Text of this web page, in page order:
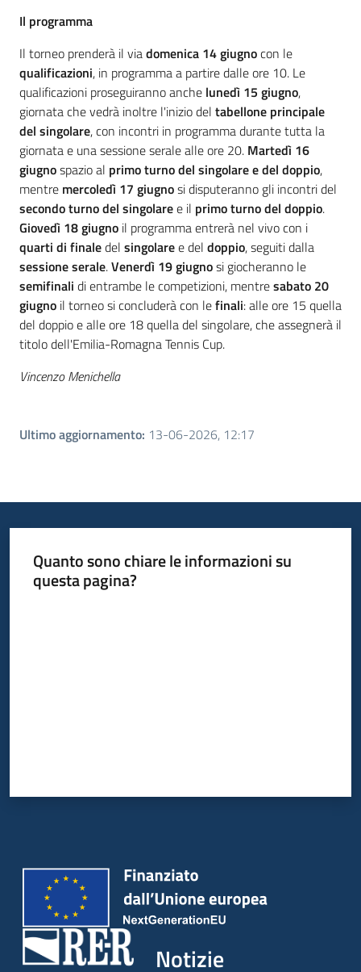
Il programma
Il torneo prenderà il viadomenica 14 giugnocon le
qualificazioni, in programma a partire dalle ore 10. Le
qualificazioni proseguiranno anche lunedì 15 giugno,
giornata che vedrà inoltre l'inizio del tabellone principale
del singolare, con incontri in programma durante tutta la
giornata e una sessione serale alle ore 20. Martedì 16
giugnospazio al primo turno del singolare e del doppio,
mentre mercoledì 17 giugnosi disputeranno gli incontri del
secondo turno del singolaree il primo turno del doppio.
Giovedì 18 giugno il programma entrerà nel vivo con i
quarti di finaledel singolaree del doppio, seguiti dalla
sessione serale.Venerdì 19 giugnosi giocheranno le
semifinali di entrambe le competizioni, mentresabato 20
giugno il torneo si concluderà con lefinali: alle ore 15 quella
del doppio e alle ore 18 quella del singolare, che assegnerà il
titolo dell'Emilia-Romagna Tennis Cup.
Vincenzo Menichella
Ultimo aggiornamento: 13-06-2026, 12:17
Quanto sono chiare le informazioni su
questa pagina?
Notizie